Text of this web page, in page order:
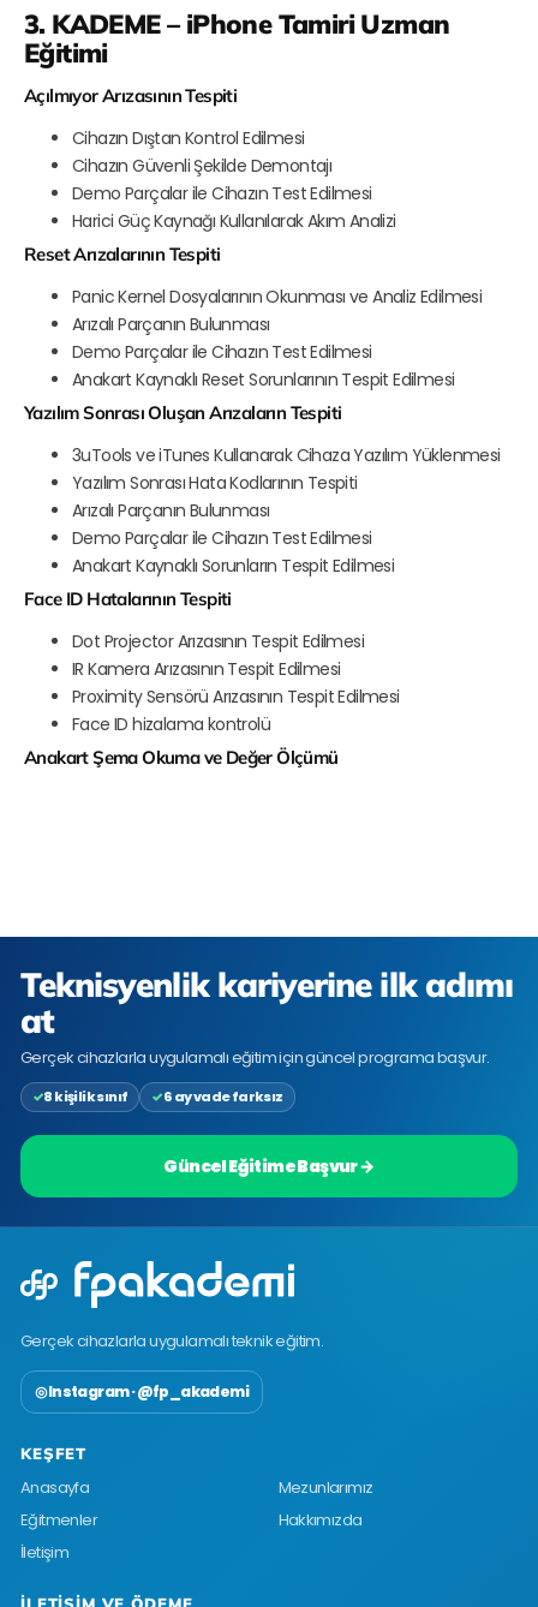
3. KADEME – iPhone Tamiri Uzman
Eğitimi
Açılmıyor Arızasının Tespiti
Cihazın Dıştan Kontrol Edilmesi
Cihazın Güvenli Şekilde Demontajı
Demo Parçalar ile Cihazın Test Edilmesi
Harici Güç Kaynağı Kullanılarak Akım Analizi
Reset Arızalarının Tespiti
Panic Kernel Dosyalarının Okunması ve Analiz Edilmesi
Arızalı Parçanın Bulunması
Demo Parçalar ile Cihazın Test Edilmesi
Anakart Kaynaklı Reset Sorunlarının Tespit Edilmesi
Yazılım Sonrası Oluşan Arızaların Tespiti
3uTools ve iTunes Kullanarak Cihaza Yazılım Yüklenmesi
Yazılım Sonrası Hata Kodlarının Tespiti
Arızalı Parçanın Bulunması
Demo Parçalar ile Cihazın Test Edilmesi
Anakart Kaynaklı Sorunların Tespit Edilmesi
Face ID Hatalarının Tespiti
Dot Projector Arızasının Tespit Edilmesi
IR Kamera Arızasının Tespit Edilmesi
Proximity Sensörü Arızasının Tespit Edilmesi
Face ID hizalama kontrolü
Anakart Şema Okuma ve Değer Ölçümü
Teknisyenlik kariyerine ilk adımı
at
Gerçek cihazlarla uygulamalı eğitim için güncel programa başvur.
8 kişilik sınıf 6 ay vade farksız
Güncel Eğitime Başvur →
Gerçek cihazlarla uygulamalı teknik eğitim.
◎ Instagram · @fp_akademi
KEŞFET
Anasayfa
Mezunlarımız
Eğitmenler
Hakkımızda
İletişim
İLETIŞIM VE ÖDEME